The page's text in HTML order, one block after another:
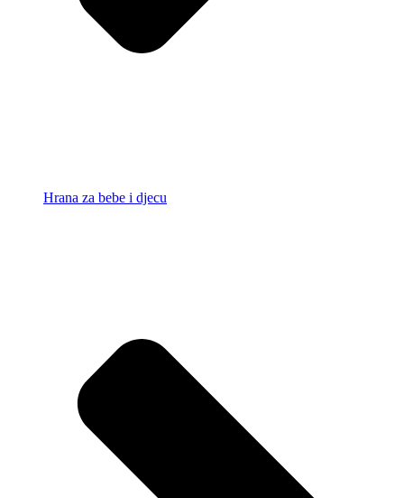
Hrana za bebe i djecu